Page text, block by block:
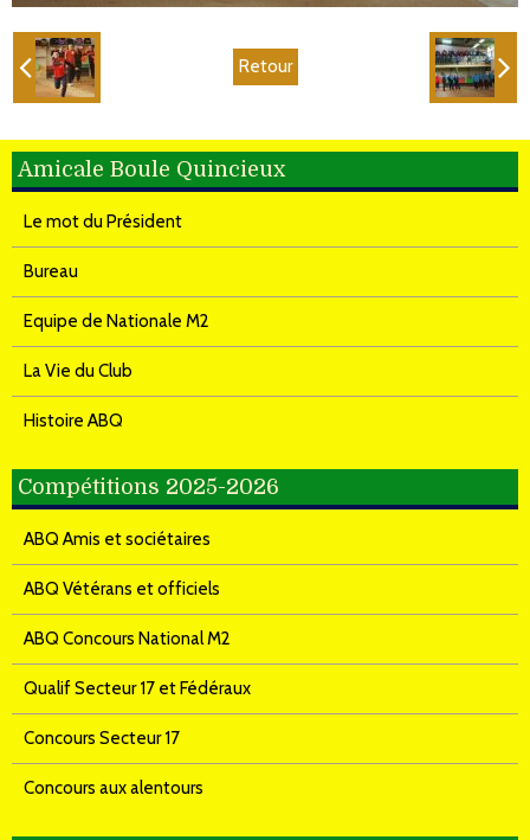
Retour
Amicale Boule Quincieux
Le mot du Président
Bureau
Equipe de Nationale M2
La Vie du Club
Histoire ABQ
Compétitions 2025-2026
ABQ Amis et sociétaires
ABQ Vétérans et officiels
ABQ Concours National M2
Qualif Secteur 17 et Fédéraux
Concours Secteur 17
Concours aux alentours